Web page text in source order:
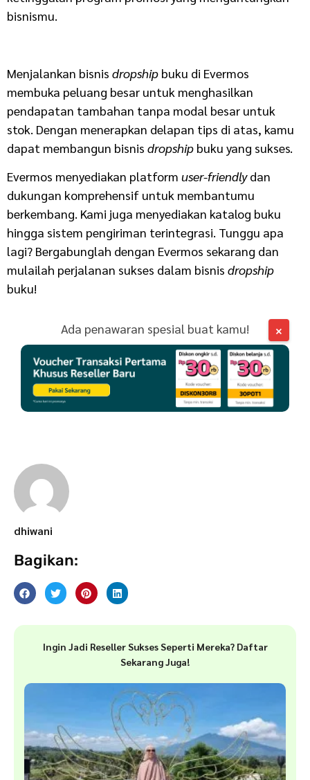
bisnismu.
Menjalankan bisnis dropship buku di Evermos
membuka peluang besar untuk menghasilkan
pendapatan tambahan tanpa modal besar untuk
stok. Dengan menerapkan delapan tips di atas, kamu
dapat membangun bisnis dropship buku yang sukses.
Evermos menyediakan platform user-friendlydan
dukungan komprehensif untuk membantumu
berkembang. Kami juga menyediakan katalog buku
hingga sistem pengiriman terintegrasi. Tunggu apa
lagi? Bergabunglah dengan Evermos sekarang dan
mulailah perjalanan sukses dalam bisnis dropship
buku!
×
Ada penawaran spesial buat kamu!
dhiwani
Bagikan:
Ingin Jadi Reseller Sukses Seperti Mereka? Daftar
Sekarang Juga!